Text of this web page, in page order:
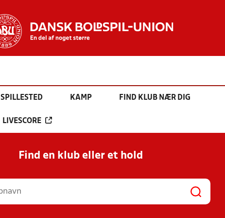
SPILLESTED KAMP FIND KLUB NÆR DIG
LIVESCORE
Find en klub eller et hold